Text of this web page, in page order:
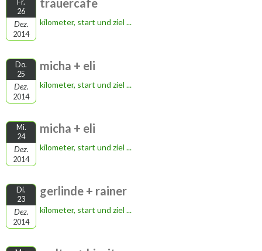
Fr.
26
Dez.
2014
trauercafe
kilometer, start und ziel ...
Do.
25
Dez.
2014
micha + eli
kilometer, start und ziel ...
Mi.
24
Dez.
2014
micha + eli
kilometer, start und ziel ...
Di.
23
Dez.
2014
gerlinde + rainer
kilometer, start und ziel ...